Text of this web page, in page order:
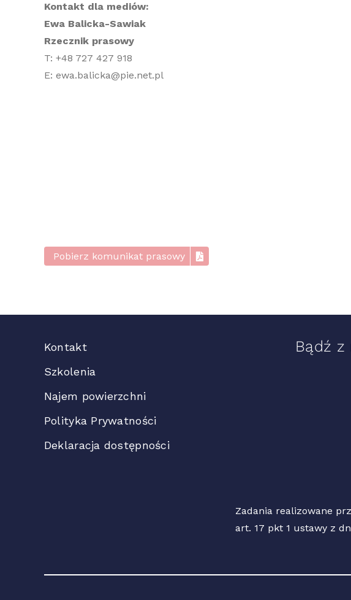
Kontakt dla mediów:
Ewa Balicka-Sawiak
Rzecznik prasowy
T: +48 727 427 918
E: ewa.balicka@pie.net.pl
Pobierz komunikat prasowy
Kontakt
Szkolenia
Najem powierzchni
Polityka Prywatności
Deklaracja dostępności
Bądź
Zadania realizowane
art. 17 pkt 1 ustawy z